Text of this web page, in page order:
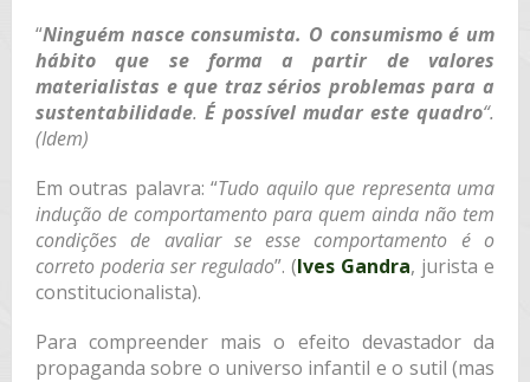
“Ninguém nasce consumista. O consumismo é um
hábito que se forma a partir de valores
materialistas e que traz sérios problemas para a
sustentabilidade. É possível mudar este quadro“.
(Idem)
Em outras palavra: “Tudo aquilo que representa uma
indução de comportamento para quem ainda não tem
condições de avaliar se esse comportamento é o
correto poderia ser regulado”. (Ives Gandra, jurista e
constitucionalista).
Para compreender mais o efeito devastador da
propaganda sobre o universo infantil e o sutil (mas